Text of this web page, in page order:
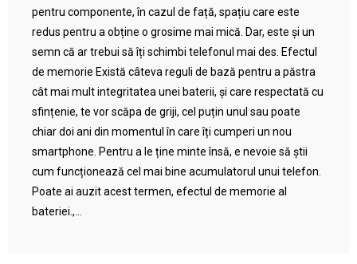
pentru componente, în cazul de față, spațiu care este
redus pentru a obține o grosime mai mică. Dar, este și un
semn că ar trebui să îți schimbi telefonul mai des. Efectul
de memorie Există câteva reguli de bază pentru a păstra
cât mai mult integritatea unei baterii, și care respectată cu
sfințenie, te vor scăpa de griji, cel puțin unul sau poate
chiar doi ani din momentul în care îți cumperi un nou
smartphone. Pentru a le ține minte însă, e nevoie să știi
cum funcționează cel mai bine acumulatorul unui telefon.
Poate ai auzit acest termen, efectul de memorie al
bateriei.,...